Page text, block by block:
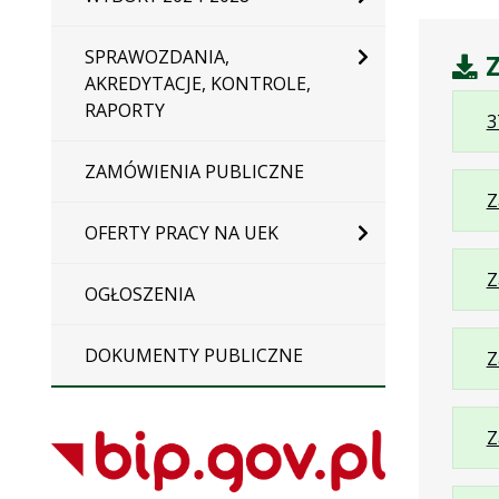
SPRAWOZDANIA,
AKREDYTACJE, KONTROLE,
RAPORTY
ZAMÓWIENIA PUBLICZNE
OFERTY PRACY NA UEK
OGŁOSZENIA
DOKUMENTY PUBLICZNE